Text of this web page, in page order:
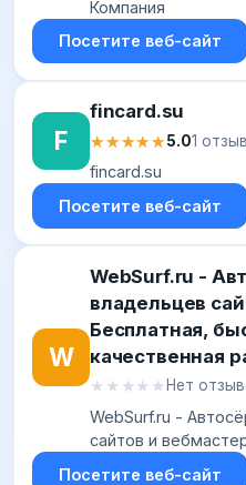
Компания
Посетите веб-сайт
F
fincard.su
★★★★★
★★★★★5.01 отзыв
fincard.su
Посетите веб-сайт
W
WebSurf.ru -
владельцев
Бесплатная,
качественная
★★★★★
★★★★★ Нет
WebSurf.ru -
сайтов и
удобная и
Посетите веб-сайт